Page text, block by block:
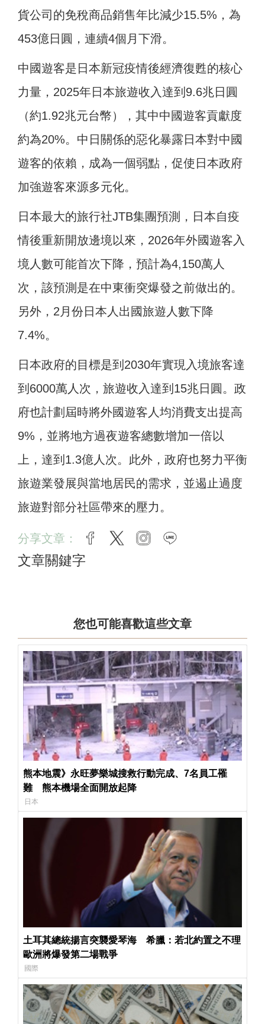
貨公司的免稅商品銷售年比減少15.5%，為
453億日圓，連續4個月下滑。
中國遊客是日本新冠疫情後經濟復甦的核心
力量，2025年日本旅遊收入達到9.6兆日圓
（約1.92兆元台幣），其中中國遊客貢獻度
約為20%。中日關係的惡化暴露日本對中國
遊客的依賴，成為一個弱點，促使日本政府
加強遊客來源多元化。
日本最大的旅行社JTB集團預測，日本自疫
情後重新開放邊境以來，2026年外國遊客入
境人數可能首次下降，預計為4,150萬人
次，該預測是在中東衝突爆發之前做出的。
另外，2月份日本人出國旅遊人數下降
7.4%。
日本政府的目標是到2030年實現入境旅客達
到6000萬人次，旅遊收入達到15兆日圓。政
府也計劃屆時將外國遊客人均消費支出提高
9%，並將地方過夜遊客總數增加一倍以
上，達到1.3億人次。此外，政府也努力平衡
旅遊業發展與當地居民的需求，並遏止過度
旅遊對部分社區帶來的壓力。
分享文章： facebook
twitter instagram
文章關鍵字
您也可能喜歡這些文章
熊本地震》永旺夢樂城搜救行動完成、7名員工罹
難 熊本機場全面開放起降
日本
土耳其總統揚言突襲愛琴海 希臘：若北約置之不理
歐洲將爆發第二場戰爭
國際